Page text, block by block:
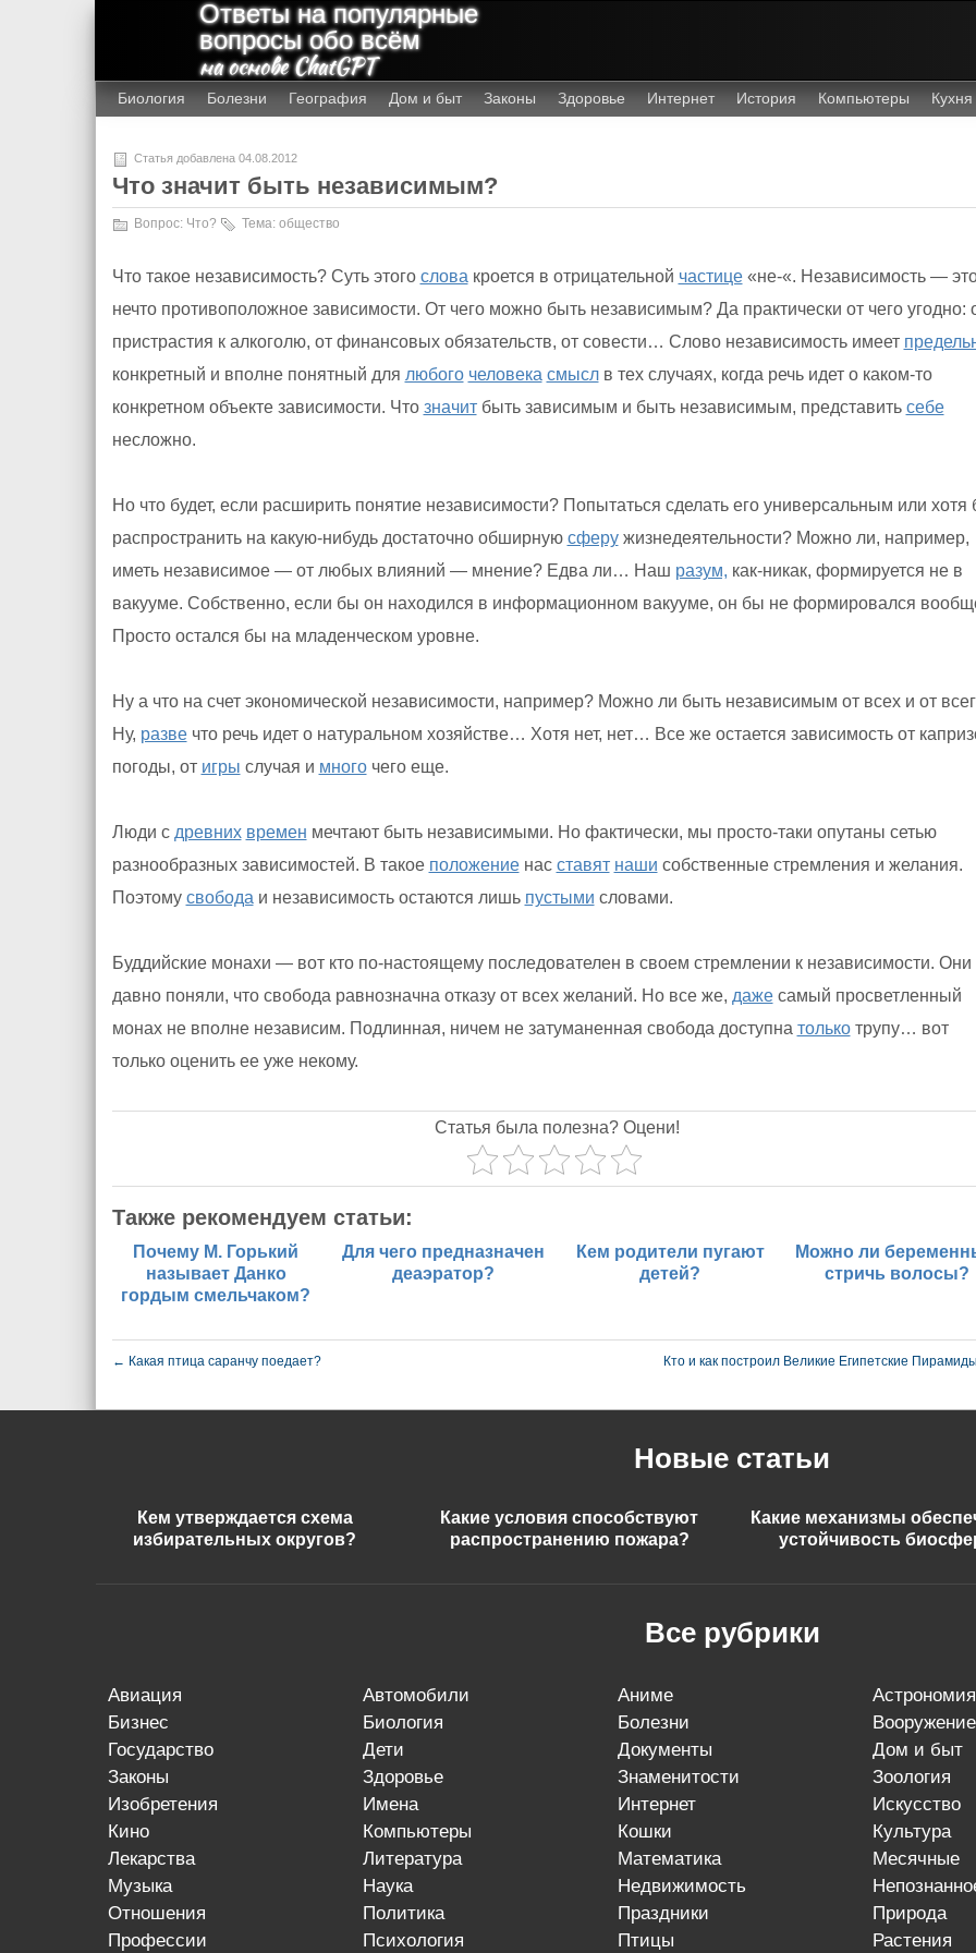
Ответы на популярные
вопросы обо всём
на основе ChatGPT
Биология Болезни География Дом и быт Законы Здоровье Интернет История Компьютеры Кухня
Статья добавлена 04.08.2012
Что значит быть независимым?
Вопрос: Что? Тема: общество
Что такое независимость? Суть этого слова кроется в отрицательной частице«не-«. Независимость —
нечто противоположное зависимости. От чего можно быть независимым? Да практически от чего угодно:
пристрастия к алкоголю, от финансовых обязательств, от совести… Слово независимость имеет
конкретный и вполне понятный для любого человека смыслв тех случаях, когда речь идет о каком-то
конкретном объекте зависимости. Что значитбыть зависимым и быть независимым, представить себе
несложно.
Но что будет, если расширить понятие независимости? Попытаться сделать его универсальным или хотя
распространить на какую-нибудь достаточно обширную сферужизнедеятельности? Можно ли, например,
иметь независимое — от любых влияний — мнение? Едва ли… Наш разум, как-никак, формируется не в
вакууме. Собственно, если бы он находился в информационном вакууме, он бы не формировался
Просто остался бы на младенческом уровне.
Ну а что на счет экономической независимости, например? Можно ли быть независимым от всех и от
Ну, развечто речь идет о натуральном хозяйстве… Хотя нет, нет… Все же остается зависимость от
погоды, от игры случая и многочего еще.
Люди с древних времен мечтают быть независимыми. Но фактически, мы просто-таки опутаны сетью
разнообразных зависимостей. В такое положениенас ставят наши собственные стремления и желания.
Поэтому свобода и независимость остаются лишь пустыми словами.
Буддийские монахи — вот кто по-настоящему последователен в своем стремлении к независимости. Они
давно поняли, что свобода равнозначна отказу от всех желаний. Но все же, дажесамый просветленный
монах не вполне независим. Подлинная, ничем не затуманенная свобода доступна толькотрупу… вот
только оценить ее уже некому.
Статья была полезна? Оцени!
Также рекомендуем статьи:
Почему М. Горький
называет Данко
гордым смельчаком?
Для чего предназначен
деаэратор?
Кем родители пугают
детей?
Можно ли
стричь волосы?
← Какая птица саранчу поедает? Кто и как построил Великие Египетские
Новые статьи
Кем утверждается схема
избирательных округов?
Какие условия способствуют
распространению пожара?
Какие механизмы
устойчивость
Все рубрики
авиация автомобили аниме астрономия
бизнес
биология болезни вооружение
государство
дети документы дом и быт
законы
здоровье знаменитости зоология
изобретения
имена интернет искусство
кино
компьютеры кошки культура
лекарства
литература математика месячные
музыка
наука недвижимость
отношения
политика праздники природа
профессии
психология птицы растения